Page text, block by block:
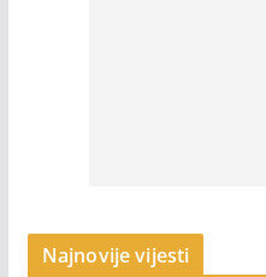
Najnovije vijesti